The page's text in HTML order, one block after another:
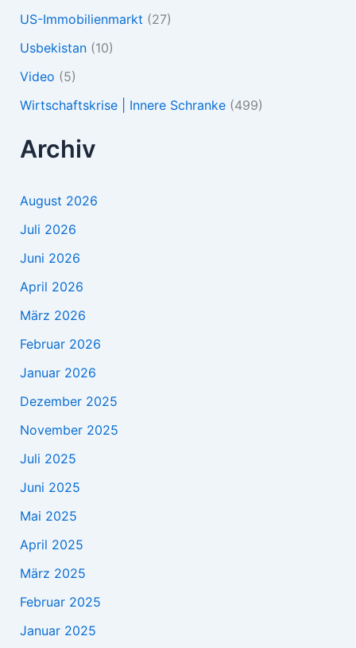
US-Immobilienmarkt (27)
Usbekistan(10)
Video (5)
Wirtschaftskrise | Innere Schranke(499)
Archiv
August 2026
Juli 2026
Juni 2026
April 2026
März 2026
Februar 2026
Januar 2026
Dezember 2025
November 2025
Juli 2025
Juni 2025
Mai 2025
April 2025
März 2025
Februar 2025
Januar 2025